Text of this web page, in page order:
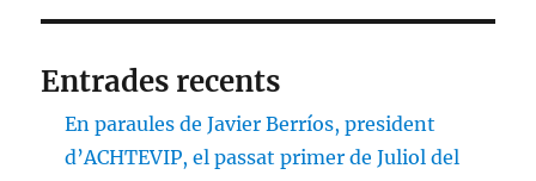
Entrades recents
En paraules de Javier Berríos, president
d’ACHTEVIP, el passat primer de Juliol del